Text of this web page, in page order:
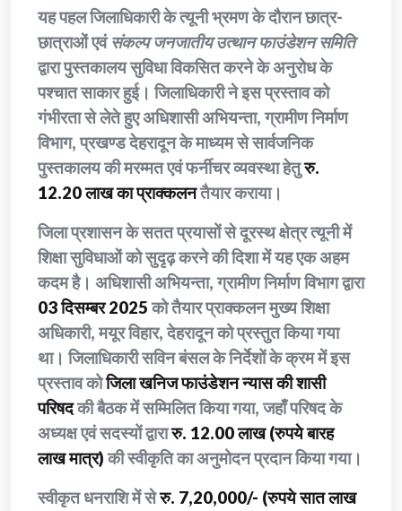
यह पहल जिलाधिकारी के त्यूनी भ्रमण के दौरान छात्र-
छात्राओं एवंसंकल्प जनजातीय उत्थान फाउंडेशन समिति
द्वारा पुस्तकालय सुविधा विकसित करने के अनुरोध के
पश्चात साकार हुई। जिलाधिकारी ने इस प्रस्ताव को
गंभीरता से लेते हुए अधिशासी अभियन्ता, ग्रामीण निर्माण
विभाग, प्रखण्ड देहरादून के माध्यम से सार्वजनिक
पुस्तकालय की मरम्मत एवं फर्नीचर व्यवस्था हेतुरु.
12.20 लाख का प्राक्कलनतैयार कराया।
जिला प्रशासन के सतत प्रयासों से दूरस्थ क्षेत्र त्यूनी में
शिक्षा सुविधाओं को सुदृढ़ करने की दिशा में यह एक अहम
कदम है। अधिशासी अभियन्ता, ग्रामीण निर्माण विभाग द्वारा
03 दिसम्बर 2025को तैयार प्राक्कलन मुख्य शिक्षा
अधिकारी, मयूर विहार, देहरादून को प्रस्तुत किया गया
था। जिलाधिकारी सविन बंसल के निर्देशों के क्रम में इस
प्रस्ताव कोजिला खनिज फाउंडेशन न्यास की शासी
परिषदकी बैठक में सम्मिलित किया गया, जहाँ परिषद के
अध्यक्ष एवं सदस्यों द्वारारु. 12.00 लाख (रुपये बारह
लाख मात्र)की स्वीकृति का अनुमोदन प्रदान किया गया।
स्वीकृत धनराशि में सेरु. 7,20,000/- (रुपये सात लाख